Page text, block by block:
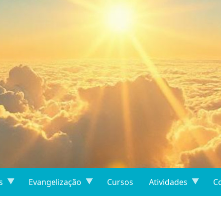
Evangelização Cursos Atividades